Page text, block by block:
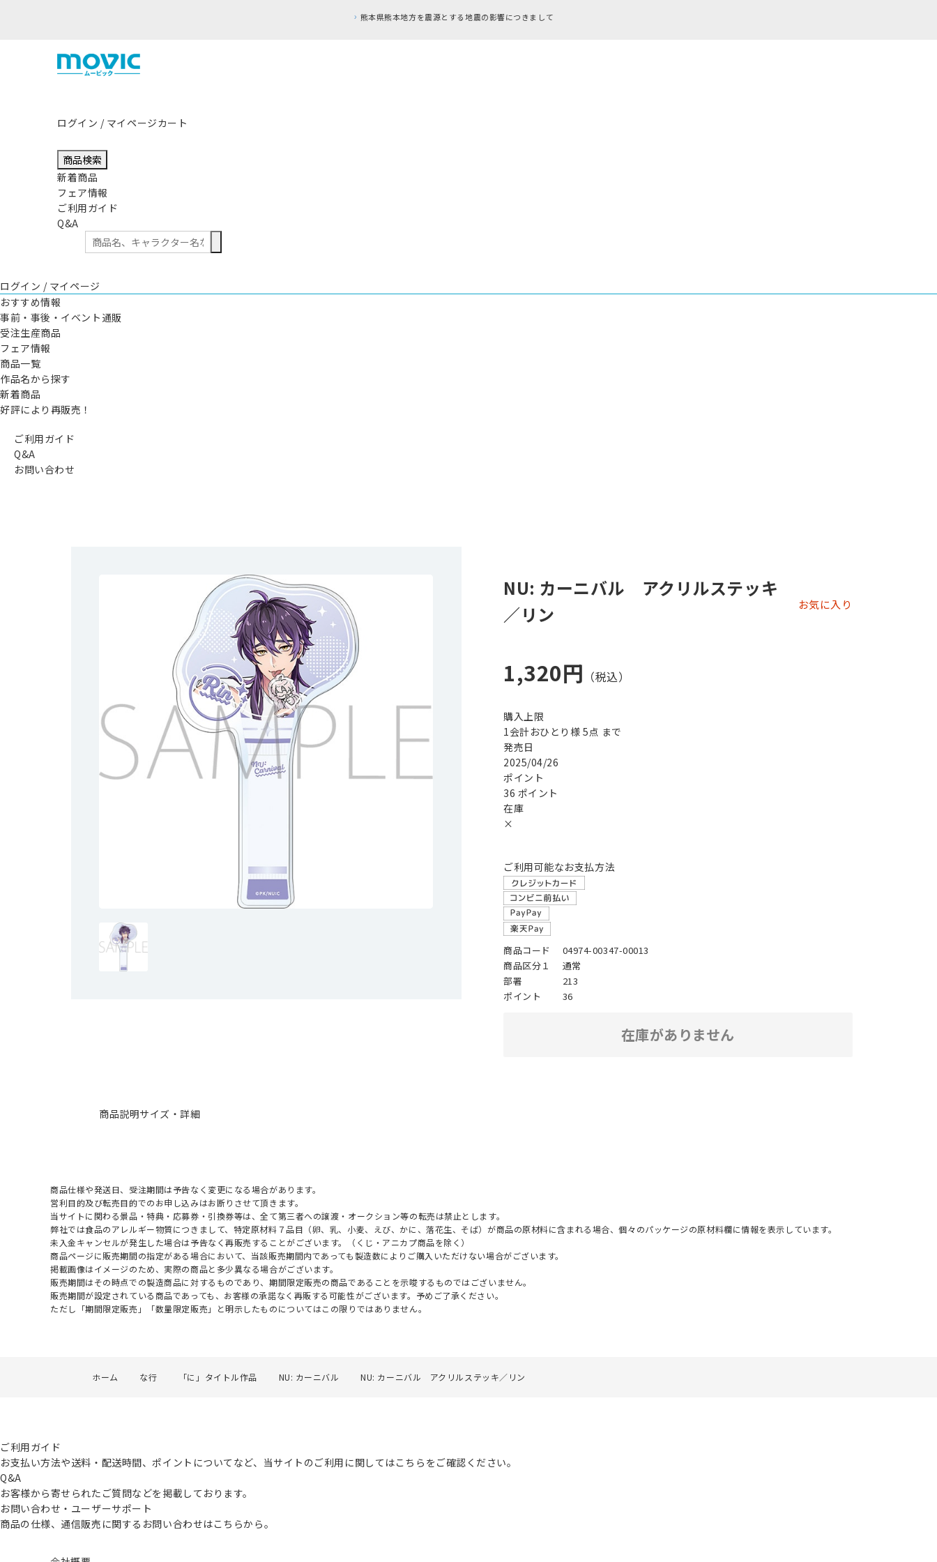
ログイン / マイページカート
商品検索
新着商品
フェア情報
ご利用ガイド
Q&A
ログイン / マイページ
おすすめ情報
事前・事後・イベント通販
受注生産商品
フェア情報
商品一覧
作品名から探す
新着商品
好評により再販売！
ご利用ガイド
Q&A
お問い合わせ
NU: カーニバル アクリルステッキ
／リン
お気に入り
1,320円
購入上限
1会計おひとり様 5点 まで
発売日
2025/04/26
ポイント
36 ポイント
在庫
×
ご利用可能なお支払方法
商品コード
04974-00347-00013
商品区分１
通常
部署
213
ポイント
36
在庫がありません
商品説明サイズ・詳細
商品仕様や発送日、受注期間は予告なく変更になる場合があります。
営利目的及び転売目的でのお申し込みはお断りさせて頂きます。
当サイトに関わる景品・特典・応募券・引換券等は、全て第三者への譲渡・オークション等の転売は禁止とします。
弊社では食品のアレルギー物質につきまして、特定原材料７品目（卵、乳、小麦、えび、かに、落花生、そば）が商品の原材料に含まれる場合、個々のパッケージの原材料欄に情報を表示しています。
未入金キャンセルが発生した場合は予告なく再販売することがございます。（くじ・アニカプ商品を除く）
商品ページに販売期間の指定がある場合において、当該販売期間内であっても製造数によりご購入いただけない場合がございます。
掲載画像はイメージのため、実際の商品と多少異なる場合がございます。
販売期間はその時点での製造商品に対するものであり、期間限定販売の商品であることを示唆するものではございません。
販売期間が設定されている商品であっても、お客様の承諾なく再販する可能性がございます。予めご了承ください。
ただし「期間限定販売」「数量限定販売」と明示したものについてはこの限りではありません。
ホーム な行 「に」タイトル作品 NU: カーニバル NU: カーニバル アクリルステッキ／リン
ご利用ガイド
お支払い方法や送料・配送時間、ポイントについてなど、当サイトのご利用に関してはこちらをご確認ください。
Q&A
お客様から寄せられたご質問などを掲載しております。
お問い合わせ・ユーザーサポート
商品の仕様、通信販売に関するお問い合わせはこちらから。